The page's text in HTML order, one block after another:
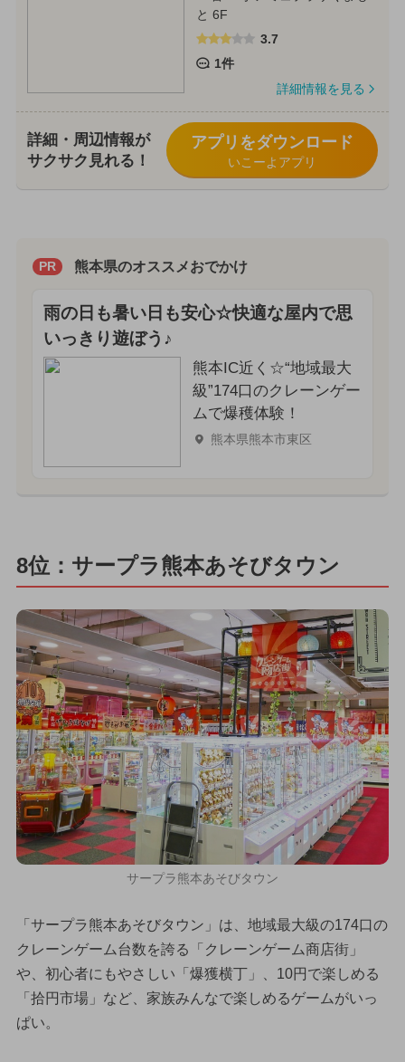
と 6F
3.7
1件
詳細情報を見る
詳細・周辺情報が
サクサク見れる！
アプリをダウンロード
いこーよアプリ
PR 熊本県のオススメおでかけ
雨の日も暑い日も安心☆快適な屋内で思
いっきり遊ぼう♪
熊本IC近く☆“地域最大
級”174口のクレーンゲー
ムで爆穫体験！
熊本県熊本市東区
8位：サープラ熊本あそびタウン
サープラ熊本あそびタウン
「サープラ熊本あそびタウン」は、地域最大級の174口の
クレーンゲーム台数を誇る「クレーンゲーム商店街」
や、初心者にもやさしい「爆獲横丁」、10円で楽しめる
「拾円市場」など、家族みんなで楽しめるゲームがいっ
ぱい。